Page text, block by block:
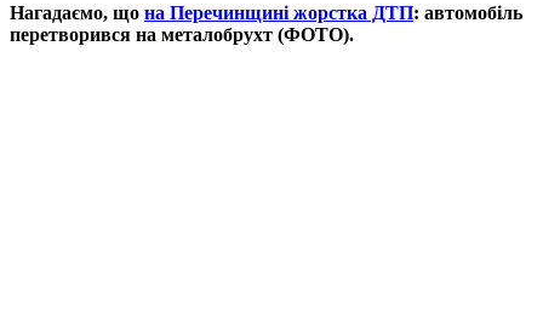
Нагадаємо, що на Перечинщині жорстка ДТП: автомобіль
перетворився на металобрухт (ФОТО).